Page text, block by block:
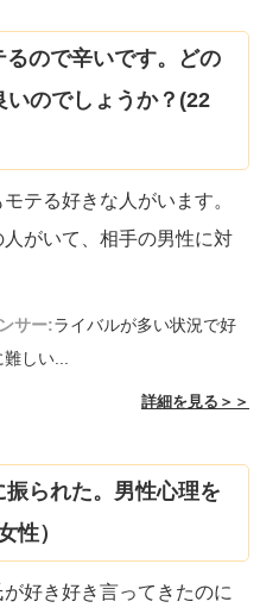
ので辛いです。どの
いのでしょうか？(22
テる好きな人がいます。
がいて、相手の男性に対
サー:ライバルが多い状況で好
難しい...
詳細を見る＞＞
られた。男性心理を
性）
好き好き言ってきたのに